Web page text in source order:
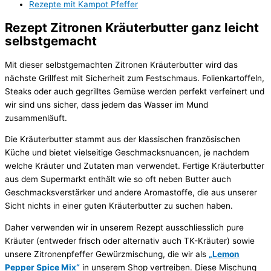
Rezepte mit Kampot Pfeffer
Rezept Zitronen Kräuterbutter ganz leicht
selbstgemacht
Mit dieser selbstgemachten Zitronen Kräuterbutter wird das
nächste Grillfest mit Sicherheit zum Festschmaus. Folienkartoffeln,
Steaks oder auch gegrilltes Gemüse werden perfekt verfeinert und
wir sind uns sicher, dass jedem das Wasser im Mund
zusammenläuft.
Die Kräuterbutter stammt aus der klassischen französischen
Küche und bietet vielseitige Geschmacksnuancen, je nachdem
welche Kräuter und Zutaten man verwendet. Fertige Kräuterbutter
aus dem Supermarkt enthält wie so oft neben Butter auch
Geschmacksverstärker und andere Aromastoffe, die aus unserer
Sicht nichts in einer guten Kräuterbutter zu suchen haben.
Daher verwenden wir in unserem Rezept ausschliesslich pure
Kräuter (entweder frisch oder alternativ auch TK-Kräuter) sowie
unsere Zitronenpfeffer Gewürzmischung, die wir als „Lemon
Pepper Spice Mix“ in unserem Shop vertreiben. Diese Mischung